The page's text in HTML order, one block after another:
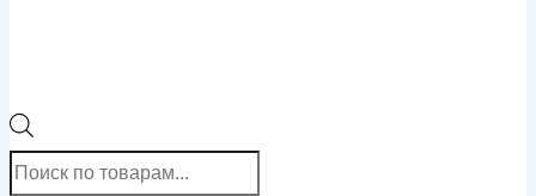
Поиск